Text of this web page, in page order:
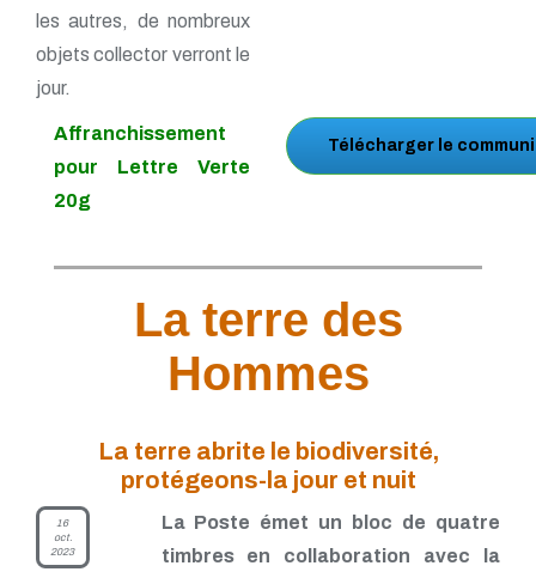
les autres, de nombreux
objets collector verront le
jour.
Affranchissement
pour Lettre Verte
20g
Télécharger le
La terre des
Hommes
La terre abrite le biodiversité,
protégeons-la jour et nuit
16
oct.
2023
La Poste émet un bloc de quatre
timbres en collaboration avec la